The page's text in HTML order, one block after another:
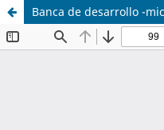
Banca de desarrollo -